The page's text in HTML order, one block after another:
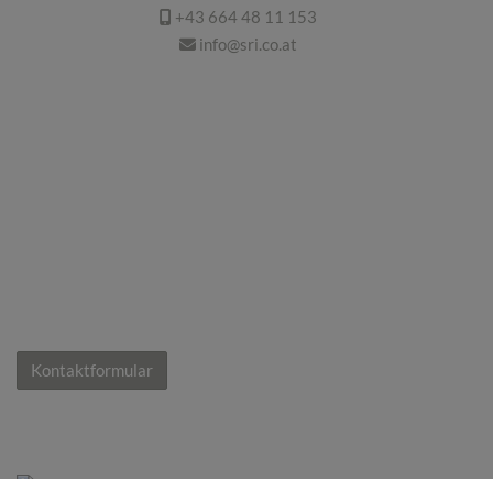
+43 664 48 11 153
info@sri.co.at
Kontaktformular